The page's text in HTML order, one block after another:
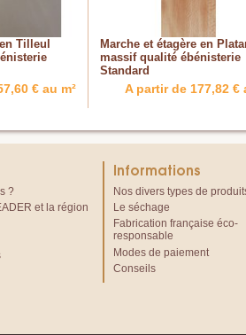
Tilleul
€ au m²
Marche et étagère en
massif qualité ébénisterie
Standard
A partir de 177,82 €
?
et la région
Informations
Nos divers types de
Le séchage
Fabrication française éco-
responsable
Modes de paiement
Conseils